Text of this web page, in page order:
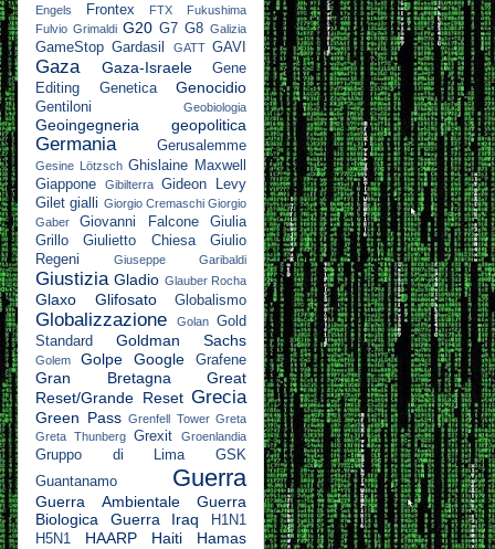
Engels
Frontex FTX
Fukushima
Fulvio Grimaldi G20 G7 G8 Galizia
GameStop Gardasil GATT GAVI
Gaza Gaza-Israele
Gene
Editing
Genetica Genocidio
Gentiloni Geobiologia
Geoingegneria geopolitica
Germania Gerusalemme
Gesine Lötzsch Ghislaine Maxwell
Giappone
Gibilterra Gideon Levy
Gilet gialli Giorgio Cremaschi Giorgio
Gaber
Giovanni Falcone
Giulia
Grillo
Giulietto Chiesa
Giulio
Regeni
Giuseppe Garibaldi
Giustizia Gladio Glauber Rocha
Glaxo Glifosato Globalismo
Globalizzazione Golan Gold
Standard
Goldman Sachs
Golem Golpe Google Grafene
Gran Bretagna
Great
Reset/Grande Reset Grecia
Green Pass Grenfell Tower Greta
Greta Thunberg Grexit Groenlandia
Gruppo di Lima
GSK
Guantanamo
Guerra
Guerra Ambientale
Guerra
Biologica
Guerra Iraq
H1N1
H5N1
HAARP Haiti Hamas